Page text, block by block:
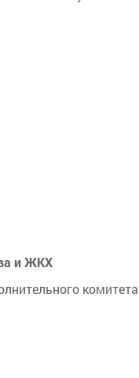
и ЖКХ